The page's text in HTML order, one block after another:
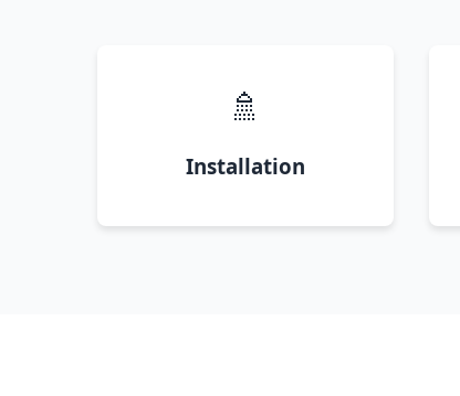
🚿
Installation